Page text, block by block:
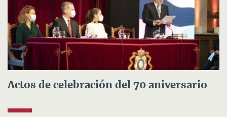
Actos de celebración del 70 aniversario